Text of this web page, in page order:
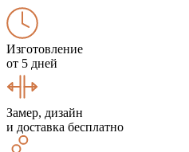
Изготовление
от 5 дней
Замер, дизайн
и доставка бесплатно